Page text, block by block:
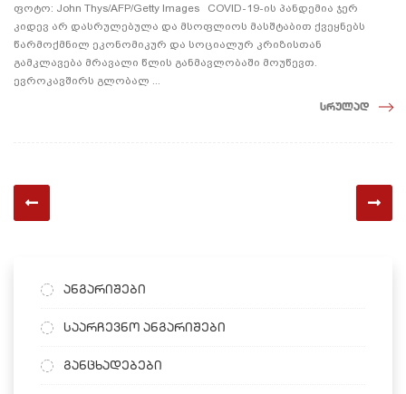
ფოტო: John Thys/AFP/Getty Images COVID-19-ის პანდემია ჯერ
კიდევ არ დასრულებულა და მსოფლიოს მასშტაბით ქვეყნებს
წარმოქმნილ ეკონომიკურ და სოციალურ კრიზისთან
გამკლავება მრავალი წლის განმავლობაში მოუწევთ.
ევროკავშირს გლობალ ...
სრულად
ანგარიშები
საარჩევნო ანგარიშები
განცხადებები